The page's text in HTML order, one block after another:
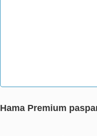
Hama Premium